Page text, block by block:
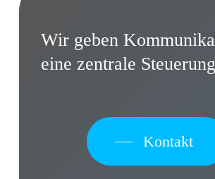
Wir geben
eine zentrale
Kontakt